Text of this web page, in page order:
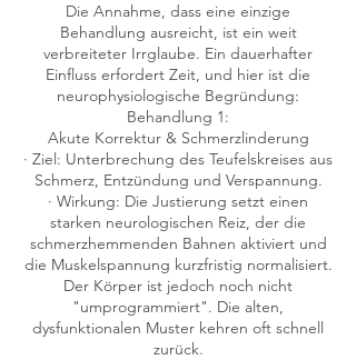
Die Annahme, dass eine einzige
Behandlung ausreicht, ist ein weit
verbreiteter Irrglaube. Ein dauerhafter
Einfluss erfordert Zeit, und hier ist die
neurophysiologische Begründung:
Behandlung 1:
Akute Korrektur & Schmerzlinderung
· Ziel: Unterbrechung des Teufelskreises aus
Schmerz, Entzündung und Verspannung.
· Wirkung: Die Justierung setzt einen
starken neurologischen Reiz, der die
schmerzhemmenden Bahnen aktiviert und
die Muskelspannung kurzfristig normalisiert.
Der Körper ist jedoch noch nicht
"umprogrammiert". Die alten,
dysfunktionalen Muster kehren oft schnell
zurück.